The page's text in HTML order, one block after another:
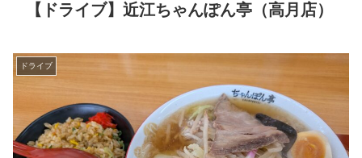
【ドライブ】近江ちゃんぽん亭（高月店）
ドライブ